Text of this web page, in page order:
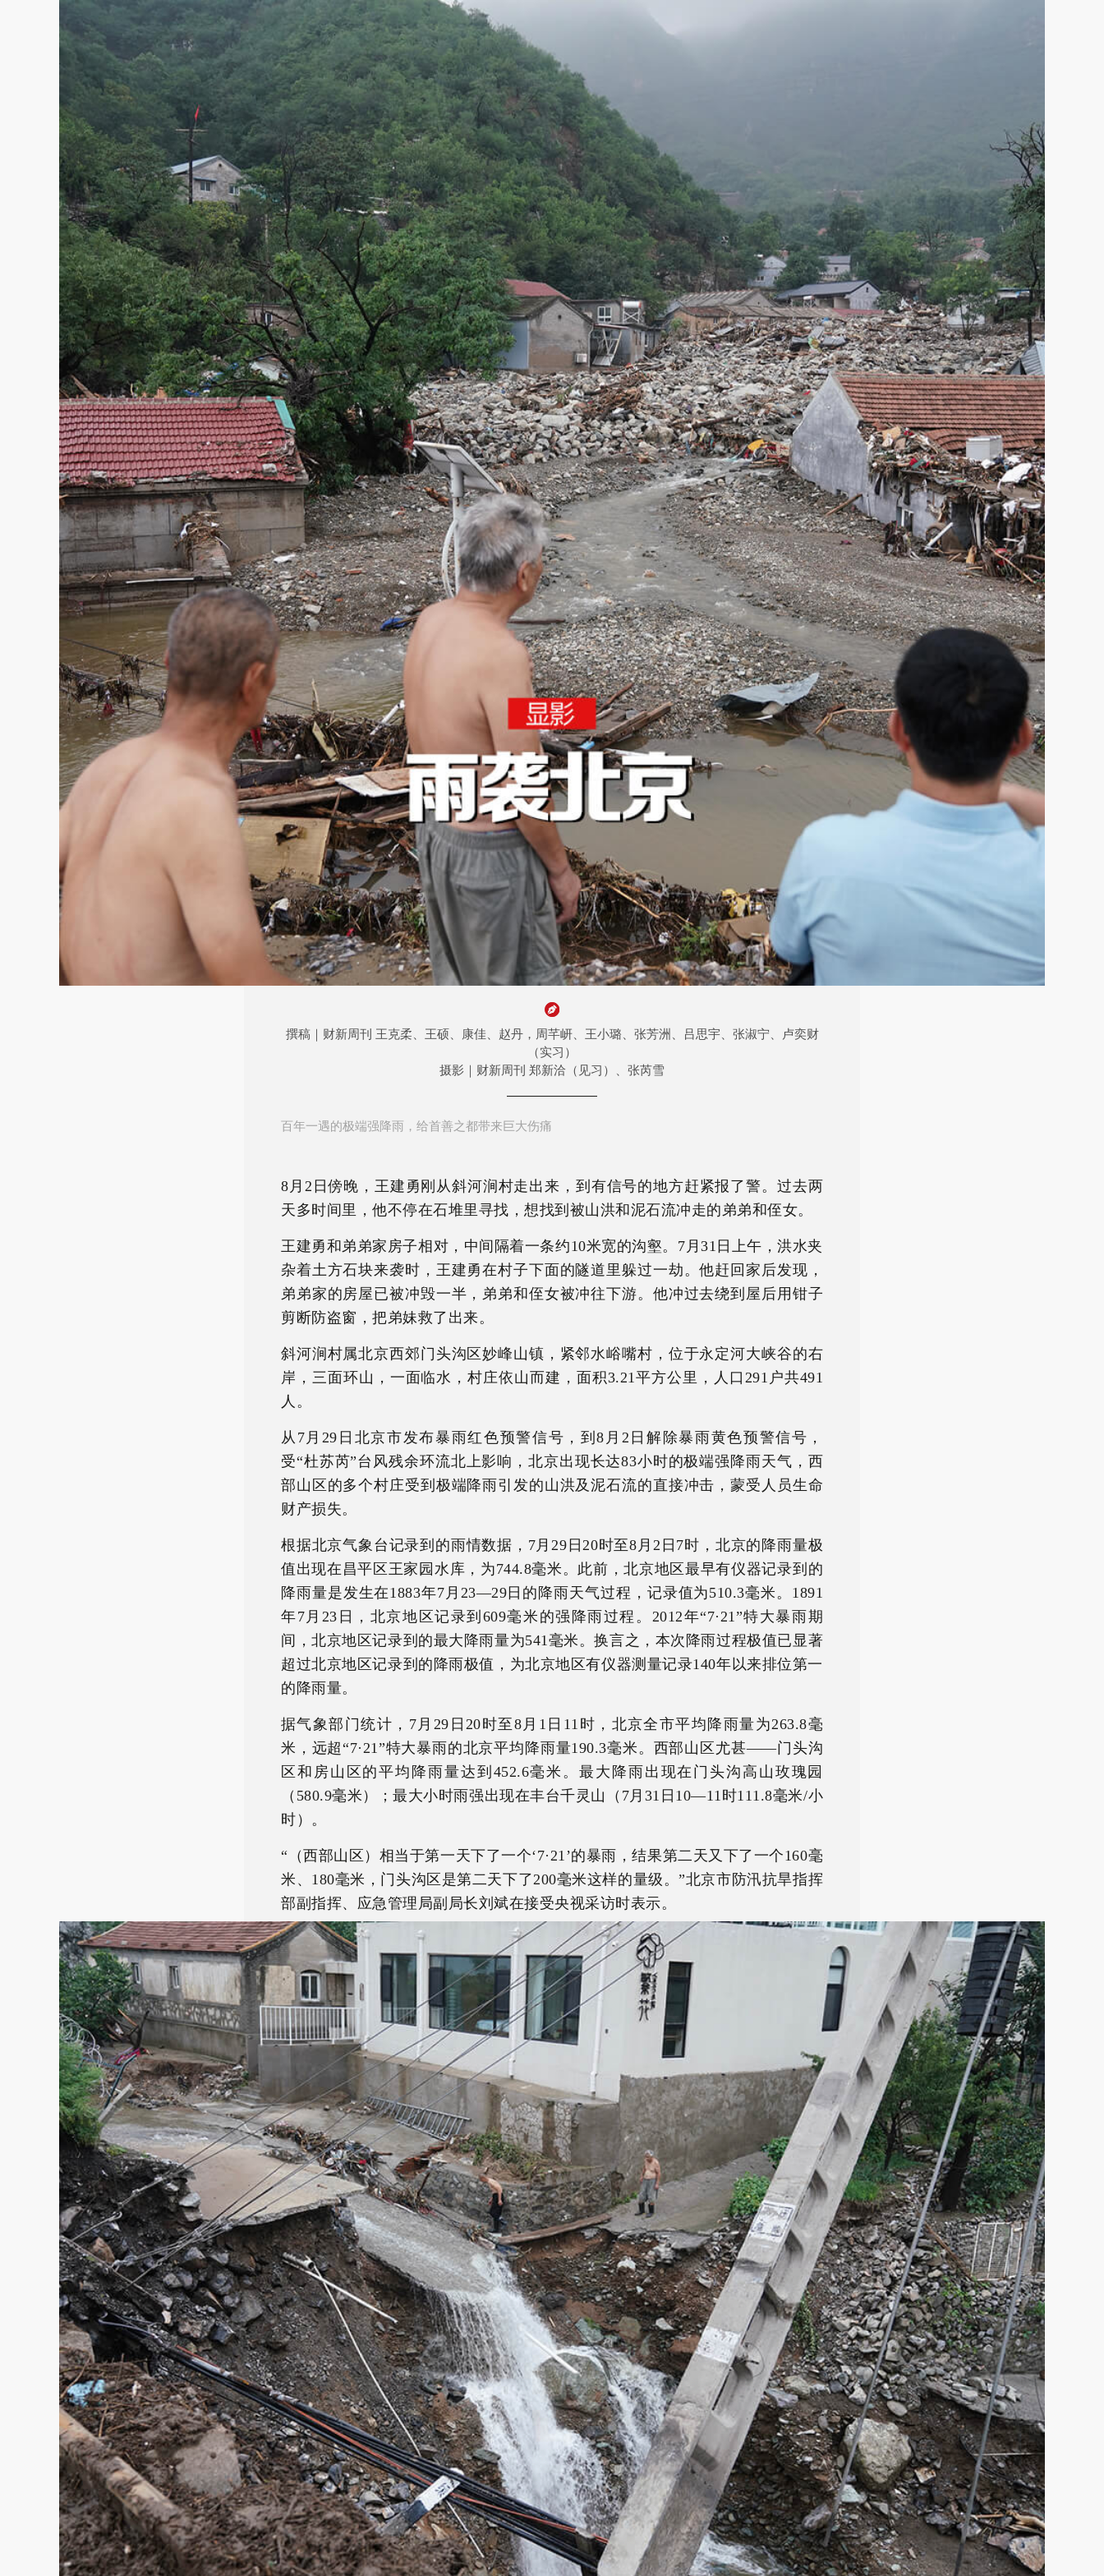
撰稿｜财新周刊 王克柔、王硕、康佳、赵丹，周芊岍、王小璐、张芳洲、吕思宇、张淑宁、卢奕财
（实习）
摄影｜财新周刊 郑新洽（见习）、张芮雪
百年一遇的极端强降雨，给首善之都带来巨大伤痛
8月2日傍晚，王建勇刚从斜河涧村走出来，到有信号的地方赶紧报了警。过去两
天多时间里，他不停在石堆里寻找，想找到被山洪和泥石流冲走的弟弟和侄女。
王建勇和弟弟家房子相对，中间隔着一条约10米宽的沟壑。7月31日上午，洪水夹
杂着土方石块来袭时，王建勇在村子下面的隧道里躲过一劫。他赶回家后发现，
弟弟家的房屋已被冲毁一半，弟弟和侄女被冲往下游。他冲过去绕到屋后用钳子
剪断防盗窗，把弟妹救了出来。
斜河涧村属北京西郊门头沟区妙峰山镇，紧邻水峪嘴村，位于永定河大峡谷的右
岸，三面环山，一面临水，村庄依山而建，面积3.21平方公里，人口291户共491
人。
从7月29日北京市发布暴雨红色预警信号，到8月2日解除暴雨黄色预警信号，
受“杜苏芮”台风残余环流北上影响，北京出现长达83小时的极端强降雨天气，西
部山区的多个村庄受到极端降雨引发的山洪及泥石流的直接冲击，蒙受人员生命
财产损失。
根据北京气象台记录到的雨情数据，7月29日20时至8月2日7时，北京的降雨量极
值出现在昌平区王家园水库，为744.8毫米。此前，北京地区最早有仪器记录到的
降雨量是发生在1883年7月23—29日的降雨天气过程，记录值为510.3毫米。1891
年7月23日，北京地区记录到609毫米的强降雨过程。2012年“7·21”特大暴雨期
间，北京地区记录到的最大降雨量为541毫米。换言之，本次降雨过程极值已显著
超过北京地区记录到的降雨极值，为北京地区有仪器测量记录140年以来排位第一
的降雨量。
据气象部门统计，7月29日20时至8月1日11时，北京全市平均降雨量为263.8毫
米，远超“7·21”特大暴雨的北京平均降雨量190.3毫米。西部山区尤甚——门头沟
区和房山区的平均降雨量达到452.6毫米。最大降雨出现在门头沟高山玫瑰园
（580.9毫米）；最大小时雨强出现在丰台千灵山（7月31日10—11时111.8毫米/小
时）。
“（西部山区）相当于第一天下了一个‘7·21’的暴雨，结果第二天又下了一个160毫
米、180毫米，门头沟区是第二天下了200毫米这样的量级。”北京市防汛抗旱指挥
部副指挥、应急管理局副局长刘斌在接受央视采访时表示。